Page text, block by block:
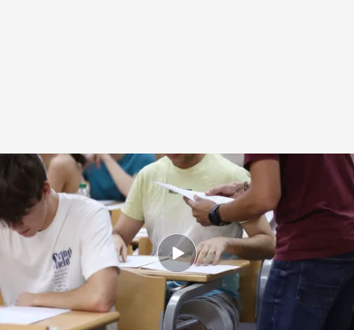
Faltan profesores de Matemáticas en los colegios
Redacción digital Noticias Cuatro
Marta Aguirregomezcorta Europa Press
23 ABR 2025 - 17:10h.
Los alumnos ya no estudian Matemáticas para
ser profesores sino para colocarse en las
empresas privadas